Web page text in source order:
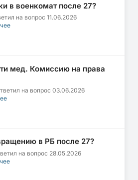
в военкомат после 27?
на вопрос 11.06.2026
мед. Комиссию на права
на вопрос 03.06.2026
в РБ после 27?
на вопрос 28.05.2026